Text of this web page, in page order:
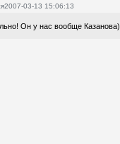
2007-03-13 15:06:13
Он у нас вообще